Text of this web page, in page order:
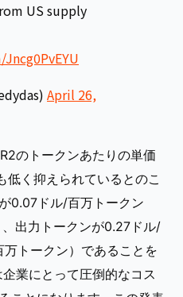
US supply
April 26,
のトークンあたりの単価
低く抑えられているとのこ
0.07ドル/百万トークン
、出力トークンが0.27ドル/
トークン）であることを
業にとって圧倒的なコス